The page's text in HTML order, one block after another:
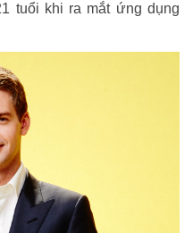
tuổi khi ra mắt ứng dụng